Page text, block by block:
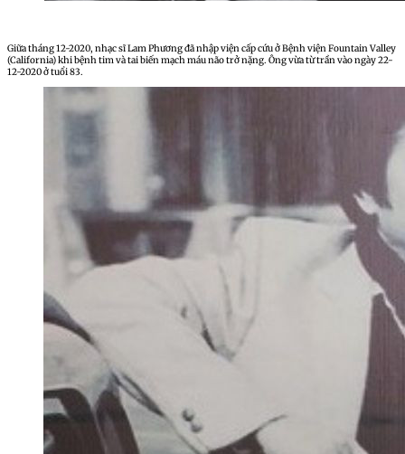
Giữa tháng 12-2020, nhạc sĩ Lam Phương đã nhập viện cấp cứu ở Bệnh viện Fountain Valley
(California) khi bệnh tim và tai biến mạch máu não trở nặng. Ông vừa từ trần vào ngày 22-
12-2020 ở tuổi 83.